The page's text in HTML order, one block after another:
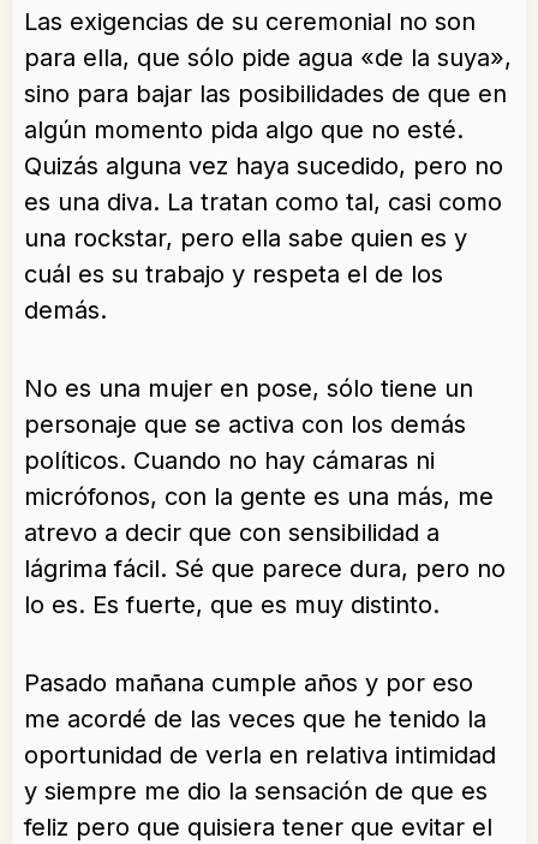
Las exigencias de su ceremonial no son
para ella, que sólo pide agua «de la suya»,
sino para bajar las posibilidades de que en
algún momento pida algo que no esté.
Quizás alguna vez haya sucedido, pero no
es una diva. La tratan como tal, casi como
una rockstar, pero ella sabe quien es y
cuál es su trabajo y respeta el de los
demás.
No es una mujer en pose, sólo tiene un
personaje que se activa con los demás
políticos. Cuando no hay cámaras ni
micrófonos, con la gente es una más, me
atrevo a decir que con sensibilidad a
lágrima fácil. Sé que parece dura, pero no
lo es. Es fuerte, que es muy distinto.
Pasado mañana cumple años y por eso
me acordé de las veces que he tenido la
oportunidad de verla en relativa intimidad
y siempre me dio la sensación de que es
feliz pero que quisiera tener que evitar el